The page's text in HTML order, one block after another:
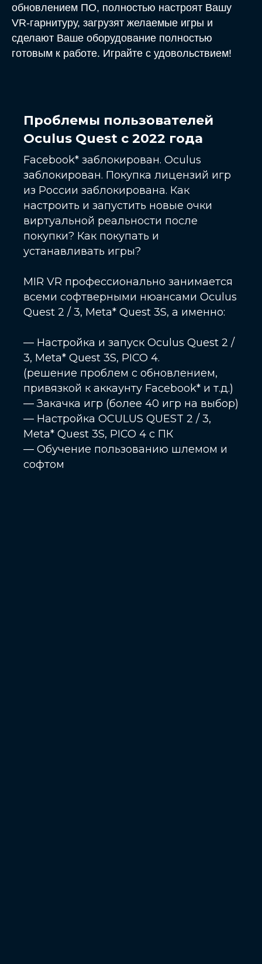
обновлением ПО, полностью настроят Вашу
VR-гарнитуру, загрузят желаемые игры и
сделают Ваше оборудование полностью
готовым к работе. Играйте с удовольствием!
Проблемы пользователей
Oculus Quest с 2022 года
Facebook* заблокирован. Oculus
заблокирован. Покупка лицензий игр
из России заблокирована. Как
настроить и запустить новые очки
виртуальной реальности после
покупки? Как покупать и
устанавливать игры?
MIR VR профессионально занимается
всеми софтверными нюансами Oculus
Quest 2 / 3, Meta* Quest 3S, а именно:
— Настройка и запуск Oculus Quest 2 /
3, Meta* Quest 3S, PICO 4.
(решение проблем с обновлением,
привязкой к аккаунту Facebook* и т.д.)
— Закачка игр (более 40 игр на выбор)
— Настройка OCULUS QUEST 2 / 3,
Meta* Quest 3S, PICO 4 с ПК
— Обучение пользованию шлемом и
софтом